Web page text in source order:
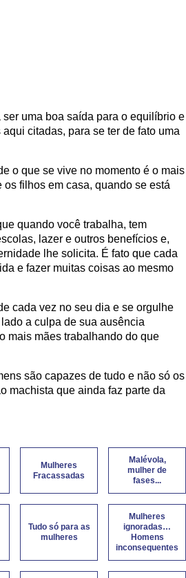
uma boa saída para o equilíbrio e
citadas, para se ter de fato uma
o que se vive no momento é o mais
filhos em casa, quando se está
quando você trabalha, tem
lazer e outros benefícios e,
lhe solicita. É fato que cada
e fazer muitas coisas ao mesmo
cada vez no seu dia e se orgulhe
a culpa de sua ausência
mais mães trabalhando do que
são capazes de tudo e não só os
machista que ainda faz parte da
Mulheres
Fracassadas
Malévola,
mulher de
fases...
Tudo só para as
mulheres
Mulheres
ignoradas…
Homens
inconsequentes